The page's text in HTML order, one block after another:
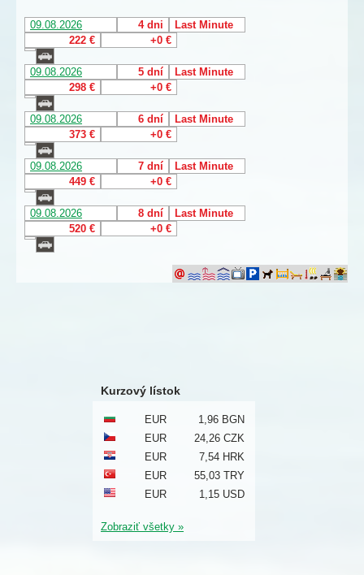
09.08.2026 4 dni
Last Minute
222 €
+0 €
09.08.2026 5 dní
Last Minute
298 €
+0 €
09.08.2026 6 dní
Last Minute
373 €
+0 €
09.08.2026 7 dní
Last Minute
449 €
+0 €
09.08.2026 8 dní
Last Minute
520 €
+0 €
Kurzový lístok
EUR
1,96 BGN
EUR
24,26 CZK
EUR
7,54 HRK
EUR
55,03 TRY
EUR
1,15 USD
Zobraziť všetky »